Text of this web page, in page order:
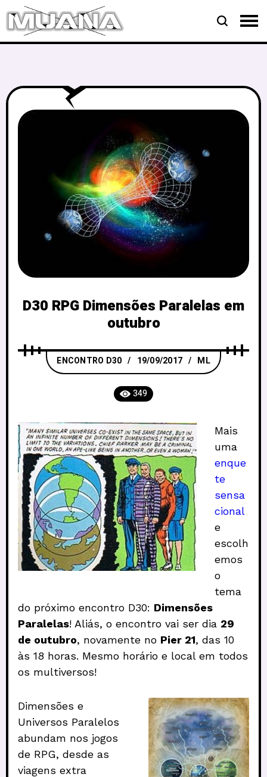
D30 RPG Dimensões Paralelas em
outubro
ENCONTRO D30 19/09/2017 ML
349
Mais
uma
enque
te
sensa
cional
e
escolh
emos
o
tema
do próximo encontro D30: Dimensões
Paralelas! Aliás, o encontro vai ser dia 29
de outubro, novamente no Pier 21, das 10
às 18 horas. Mesmo horário e local em todos
os multiversos!
Dimensões e
Universos Paralelos
abundam nos jogos
de RPG, desde as
viagens extra